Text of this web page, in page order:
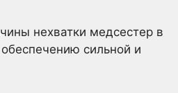
нехватки медсестер в
сильной и